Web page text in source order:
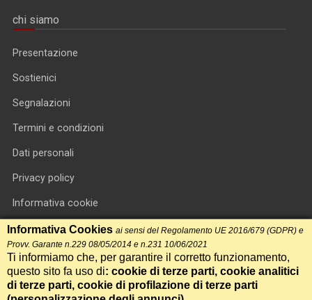
chi siamo
Presentazione
Sostienici
Segnalazioni
Termini e condizioni
Dati personali
Privacy policy
Informativa cookie
RSS feed
RSS Top News
Contatti
Informativa Cookies ai sensi del Regolamento UE 2016/679 (GDPR) e
Provv. Garante n.229 08/05/2014 e n.231 10/06/2021
Ti informiamo che, per garantire il corretto funzionamento,
questo sito fa uso di: cookie di terze parti, cookie analitici
di terze parti, cookie di profilazione di terze parti